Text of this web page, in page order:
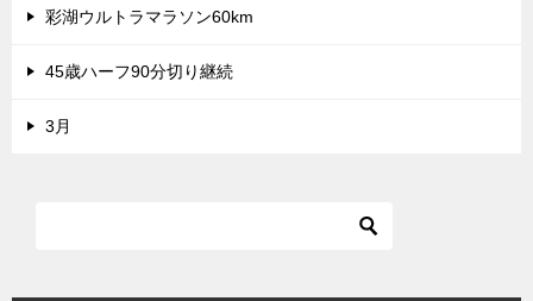
彩湖ウルトラマラソン60km
45歳ハーフ90分切り継続
3月